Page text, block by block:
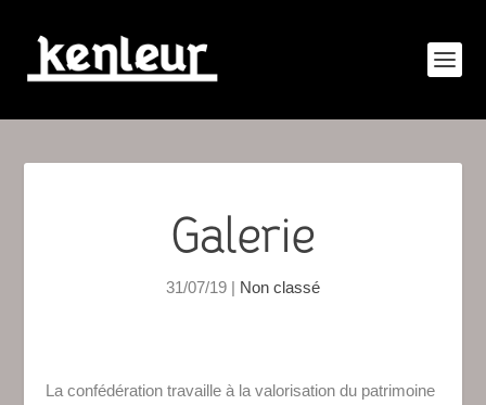
Galerie
31/07/19 | Non classé
La confédération travaille à la valorisation du patrimoine